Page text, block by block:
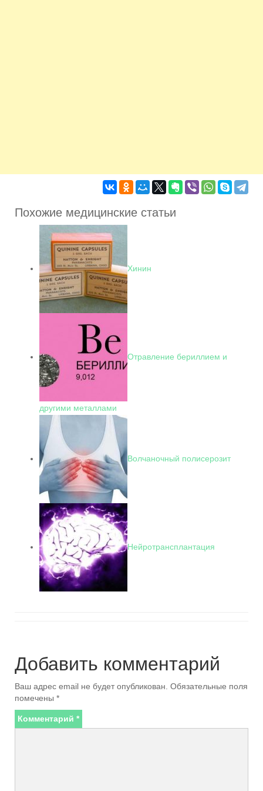
Похожие медицинские статьи
Хинин
Отравление бериллием и
другими металлами
Волчаночный полисерозит
Нейротрансплантация
Добавить комментарий
Ваш адрес email не будет опубликован. Обязательные поля
помечены *
Комментарий *